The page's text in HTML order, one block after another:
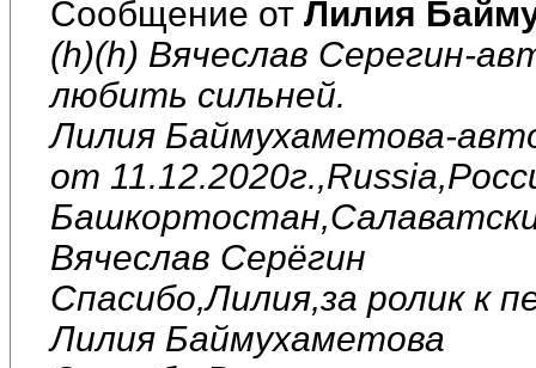
Сообщение от Лилия
(h)(h) Вячеслав Серегин-
любить сильней.
Лилия Баймухаметова-
от
Вячеслав Серёгин
Спасибо,Лилия,за ролик к
Лилия Баймухаметова